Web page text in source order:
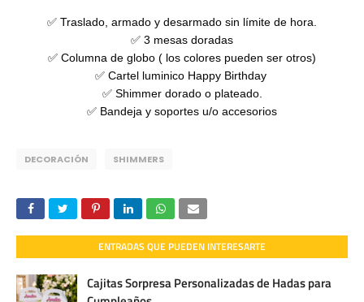
✅ Traslado, armado y desarmado sin límite de hora.
✅ 3 mesas doradas
✅ Columna de globo ( los colores pueden ser otros)
✅ Cartel luminico Happy Birthday
✅ Shimmer dorado o plateado.
✅ Bandeja y soportes u/o accesorios
DECORACIÓN SHIMMERS
ENTRADAS QUE PUEDEN INTERESARTE
Cajitas Sorpresa Personalizadas de Hadas para